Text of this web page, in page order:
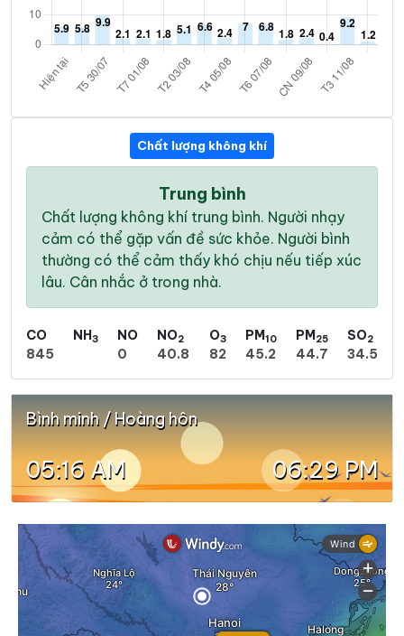
Chất lượng không khí
Trung bình
Chất lượng không khí trung bình. Người nhạy
cảm có thể gặp vấn đề sức khỏe. Người bình
thường có thể cảm thấy khó chịu nếu tiếp xúc
lâu. Cân nhắc ở trong nhà.
CO
845
NH3
NO
0
NO2
40.8
O3
82
PM10
45.2
PM25
44.7
SO2
34.5
Bình minh / Hoàng hôn
05:16 AM 06:29 PM